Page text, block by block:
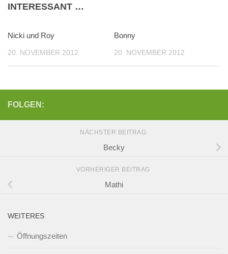
INTERESSANT …
Nicki und Roy
20. NOVEMBER 2012
Bonny
20. NOVEMBER 2012
FOLGEN:
NÄCHSTER BEITRAG
Becky
VORHERIGER BEITRAG
Mathi
WEITERES
Öffnungszeiten